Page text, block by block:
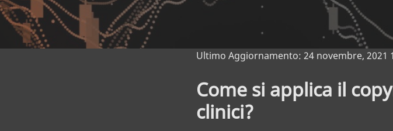
Ultimo Aggiornamento: 24 novembre, 2021
Come si applica il
clinici?